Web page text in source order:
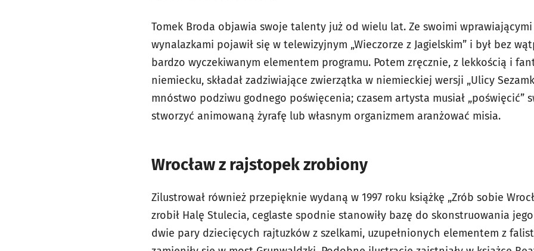
Tomek Broda objawia swoje talenty już od wielu lat. Ze swoimi
wynalazkami pojawił się w telewizyjnym „Wieczorze z Jagielskim” i był bez
bardzo wyczekiwanym elementem programu. Potem zręcznie, z lekkością i
niemiecku, składał zadziwiające zwierzątka w niemieckiej wersji „Ulicy
mnóstwo podziwu godnego poświęcenia; czasem artysta musiał „poświęcić”
stworzyć animowaną żyrafę lub własnym organizmem aranżować misia.
Wrocław z rajstopek zrobiony
Zilustrował również przepięknie wydaną w 1997 roku książkę „Zrób sobie
zrobił Halę Stulecia, ceglaste spodnie stanowiły bazę do skonstruowania
dwie pary dziecięcych rajtuzków z szelkami, uzupełnionych elementem z